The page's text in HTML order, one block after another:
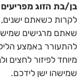
בן/בת הזוג מפריעים
לקרות כשאתם
שאתם מרגישים
להתעורר באמצע
מיוחד לפיזור לחצים
שמישהו ישן לידכם.